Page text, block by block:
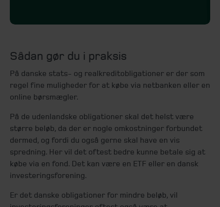
Sådan gør du i praksis
På danske stats- og realkreditobligationer er der som
regel fine muligheder for at købe via netbanken eller en
online børsmægler.
På de udenlandske obligationer skal det helst være
større beløb, da der er nogle omkostninger forbundet
dermed, og fordi du også gerne skal have en vis
spredning. Her vil det oftest bedre kunne betale sig at
købe via en fond. Det kan være en ETF eller en dansk
investeringsforening.
Er det danske obligationer for mindre beløb, vil